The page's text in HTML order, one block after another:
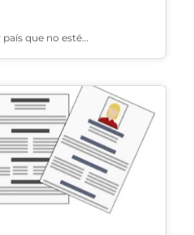
que no esté…